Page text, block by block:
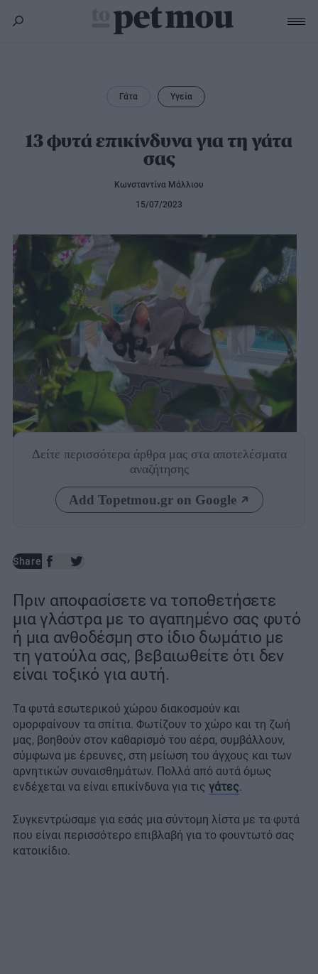
Εκπαίδευση
Υγεία
Άλλα κατοικίδια
Υγιεινή
Καλλωπισμός
Γάτα Υγεία
13 φυτά επικίνδυνα για τη γάτα
σας
Κωνσταντίνα Μάλλιου
15/07/2023
Photo: Unsplash
Δείτε περισσότερα άρθρα μας στα αποτελέσματα
αναζήτησης
Add Topetmou.gr on Google
Share
Πριν αποφασίσετε να τοποθετήσετε
μια γλάστρα με το αγαπημένο σας φυτό
ή μια ανθοδέσμη στο ίδιο δωμάτιο με
τη γατούλα σας, βεβαιωθείτε ότι δεν
είναι τοξικό για αυτή.
Τα φυτά εσωτερικού χώρου διακοσμούν και
ομορφαίνουν τα σπίτια. Φωτίζουν το χώρο και τη ζωή
μας, βοηθούν στον καθαρισμό του αέρα, συμβάλλουν,
σύμφωνα με έρευνες, στη μείωση του άγχους και των
αρνητικών συναισθημάτων. Πολλά από αυτά όμως
ενδέχεται να είναι επικίνδυνα για τις γάτες.
Συγκεντρώσαμε για εσάς μια σύντομη λίστα με τα φυτά
που είναι περισσότερο επιβλαβή για το φουντωτό σας
κατοικίδιο.